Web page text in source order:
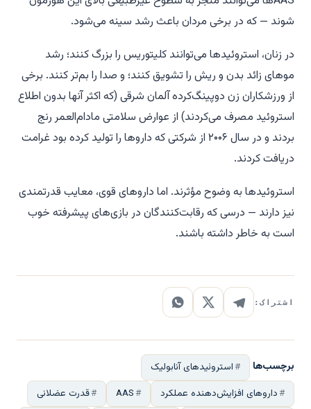
شوند — که در برخی مردان باعث رشد سینه می‌شود.
در زنان، استروئیدها می‌توانند کلیتوریس را بزرگ کنند؛ رشد
موهای زائد بدن و ریش را تشویق کنند؛ و صدا را بم‌تر کنند. برخی
از ورزشکاران زن دوپینگ‌کرده آلمان شرقی (که اکثر آنها بدون اطلاع
استروئید مصرف می‌کردند) از عوارض سلامتی مادام‌العمر رنج
بردند و در سال ۲۰۰۶ از شرکتی که داروها را تولید کرده بود غرامت
دریافت کردند.
استروئیدها به وضوح مؤثرند. اما داروهای قوی، معایب قدرتمندی
نیز دارند — درسی که رقابت‌کنندگان در بازی‌های پیشرفته خوب
است به خاطر داشته باشند.
اشتراک:
برچسب‌ها
استروئیدهای آنابولیک
داروهای افزایش‌دهنده عملکرد
AAS
قدرت عضلانی